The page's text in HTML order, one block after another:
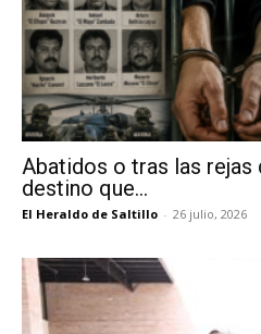
Abatidos o tras las rejas
destino que...
El Heraldo de Saltillo - 26 julio, 2026